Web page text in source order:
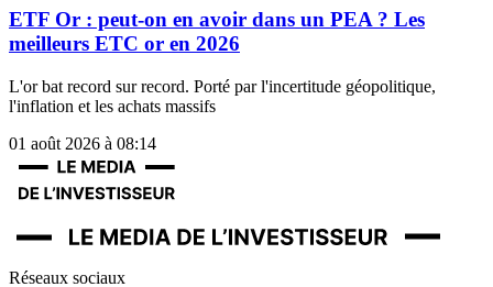
ETF Or : peut-on en avoir dans un PEA ? Les
meilleurs ETC or en 2026
L'or bat record sur record. Porté par l'incertitude géopolitique,
l'inflation et les achats massifs
01 août 2026 à 08:14
Réseaux sociaux